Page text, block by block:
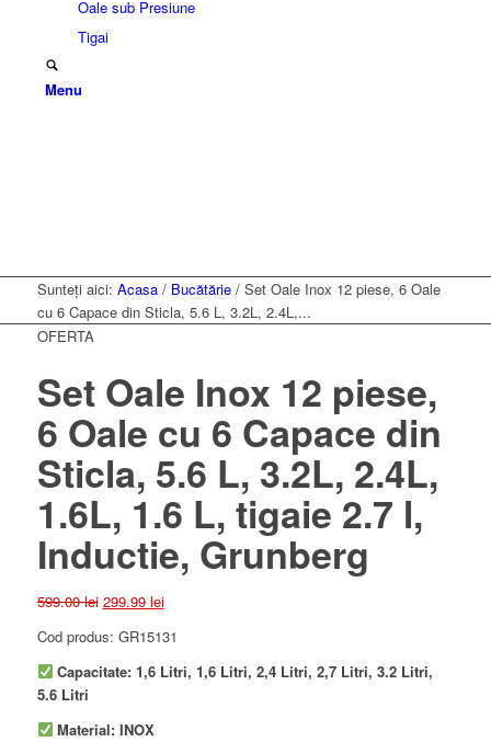
Oale sub Presiune
Tigai
Menu
Sunteți aici: Acasa / Bucătărie / Set Oale Inox 12 piese, 6 Oale
cu 6 Capace din Sticla, 5.6 L, 3.2L, 2.4L,...
OFERTA
Set Oale Inox 12 piese,
6 Oale cu 6 Capace din
Sticla, 5.6 L, 3.2L, 2.4L,
1.6L, 1.6 L, tigaie 2.7 l,
Inductie, Grunberg
599.00lei Prețul
a
fost:
299.99 leiPrețul
este:
299.99 lei.
Cod produs: GR15131
Capacitate: 1,6 Litri, 1,6 Litri, 2,4 Litri, 2,7 Litri, 3.2 Litri,
5.6 Litri
Material: INOX